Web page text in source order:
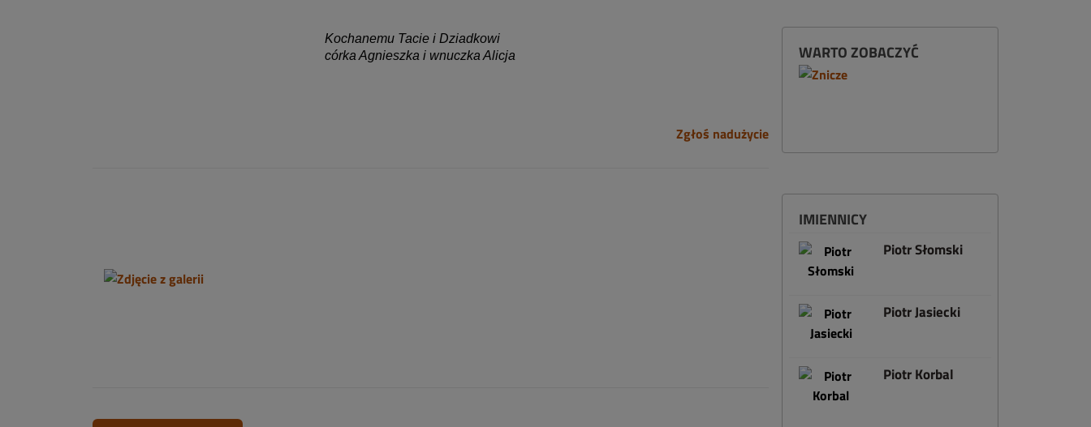
Kochanemu Tacie i Dziadkowi
córka Agnieszka i wnuczka Alicja
Zgłoś nadużycie
WARTO ZOBACZYĆ
IMIENNICY
Piotr Słomski
Piotr Jasiecki
Piotr Korbal